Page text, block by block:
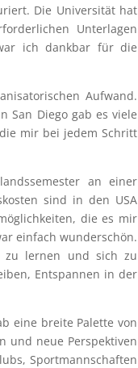
Die Universität hat
Unterlagen
ich dankbar für die
Aufwand.
San Diego gab es viele
mir bei jedem Schritt
an einer
sind in den USA
die es mir
einfach wunderschön.
zu lernen und sich zu
Entspannen in der
eine breite Palette von
und neue Perspektiven
Sportmannschaften